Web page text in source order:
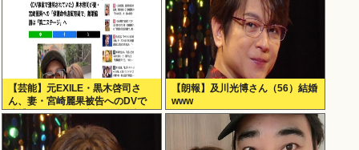
【芸能】元EXILE・黒木啓司さ
ん、妻・宮崎麗果被告へのDVで
逮捕されていたと判明（全身打
撲、頭部裂傷及び打撲、頸部損
傷）
【朗報】及川光博さん（56）結婚
www